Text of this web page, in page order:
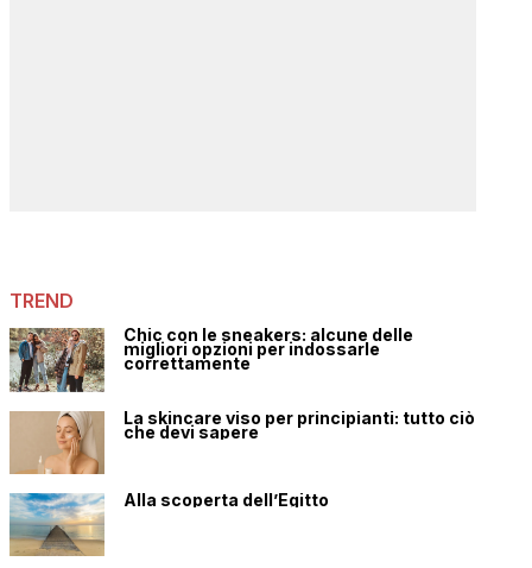
TREND
Chic con le sneakers: alcune delle
migliori opzioni per indossarle
correttamente
La skincare viso per principianti: tutto ciò
che devi sapere
Alla scoperta dell’Egitto